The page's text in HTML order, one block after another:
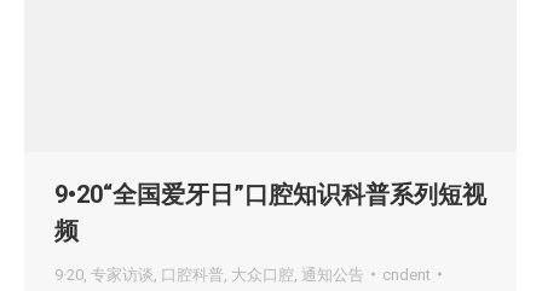
9•20“全国爱牙日”口腔知识科普系列短视
频
9·20 专家访谈 口腔科普 大众口腔 通知公告
cndent